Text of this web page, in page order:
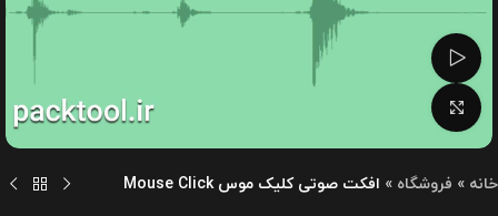
تماشای ویدئو
بزرگنمایی تصویر
خانه » فروشگاه » افکت صوتی کلیک موس Mouse Click